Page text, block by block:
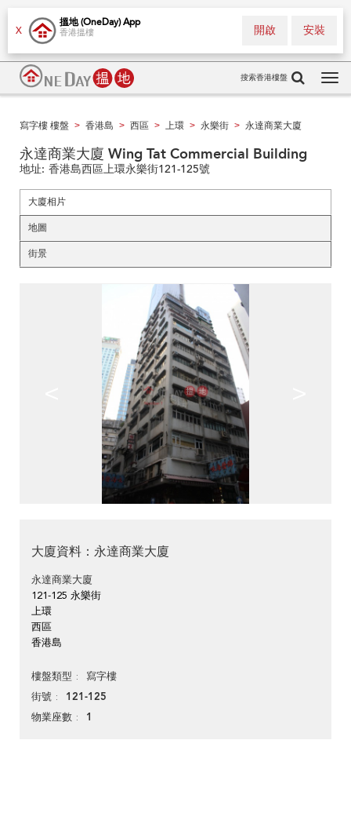
X
搵地 (OneDay) App
香港搵樓 安裝
開啟
搜索香港樓盤
寫字樓 樓盤 > 香港島 > 西區 > 上環 > 永樂街 > 永達商業大廈
永達商業大廈 Wing Tat Commercial Building
地址: 香港島西區上環永樂街121-125號
大廈相片
地圖
街景
大廈資料：永達商業大廈
永達商業大廈
121-125 永樂街
上環
西區
香港島
樓盤類型 寫字樓
街號 121-125
物業座數 1